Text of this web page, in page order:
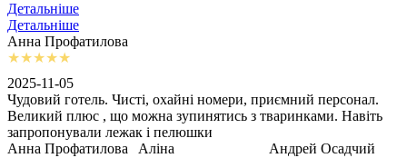
Детальніше
Детальніше
Анна Профатилова
2025-11-05
Чудовий готель. Чисті, охайні номери, приємний персонал.
Великий плюс , що можна зупинятись з тваринками. Навіть
запропонували лежак і пелюшки
Анна Профатилова
Аліна Андрей Осадчий